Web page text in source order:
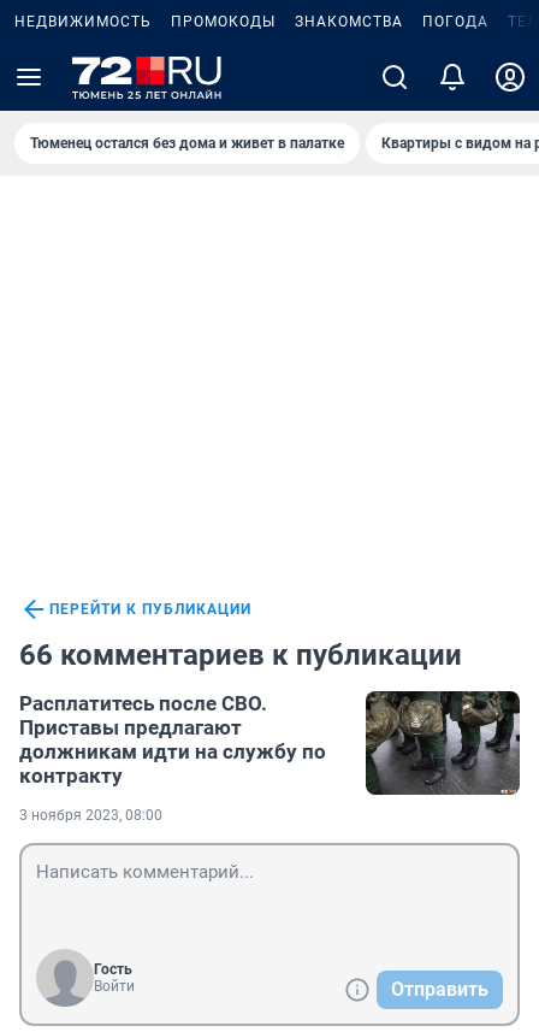
НЕДВИЖИМОСТЬ ПРОМОКОДЫ ЗНАКОМСТВА ПОГОДА
Тюменец остался без дома и живет в палатке Квартиры с видом на
ПЕРЕЙТИ К ПУБЛИКАЦИИ
66 комментариев к публикации
Расплатитесь после СВО.
Приставы предлагают
должникам идти на службу по
контракту
3 ноября 2023, 08:00
Гость
Войти
Отправить